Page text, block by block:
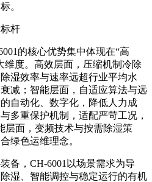
。
杆
的核心优势集中体现在“高
维度。高效层面，压缩机制冷除
湿效率与速率远超行业平均水
减；智能层面，自适应算法与远
自动化、数字化，降低人力成
多重保护机制，适配严苛工况，
层面，变频技术与按需除湿策
绿色运维理念。
备，CH-6001以场景需求为导
湿、智能调控与稳定运行的有机